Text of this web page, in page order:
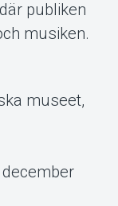
publiken
musiken.
museet,